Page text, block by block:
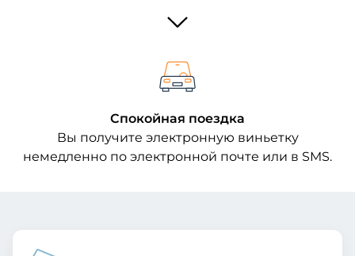
Спокойная поездка
Вы получите электронную виньетку
немедленно по электронной почте или в SMS.